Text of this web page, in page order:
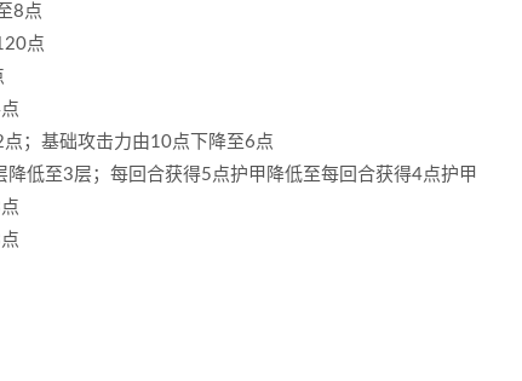
8点
点
；基础攻击力由10点下降至6点
低至3层；每回合获得5点护甲降低至每回合获得4点护甲